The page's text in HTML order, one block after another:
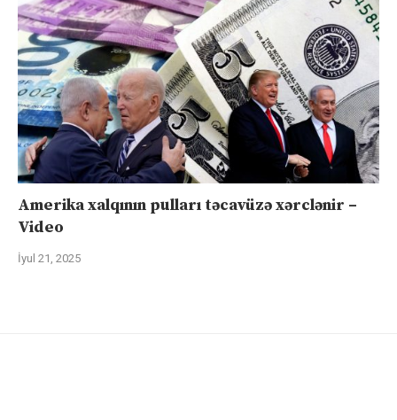
Amerika xalqının pulları təcavüzə xərclənir –
Video
İyul 21, 2025